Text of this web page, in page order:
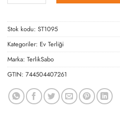
Stok kodu: ST1095
Kategoriler: Ev Terliği
Marka: TerlikSabo
GTIN: 744504407261